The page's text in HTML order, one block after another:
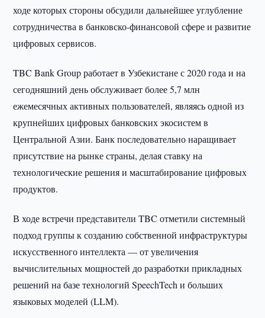
ходе которых стороны обсудили дальнейшее углубление
сотрудничества в банковско-финансовой сфере и развитие
цифровых сервисов.
TBC Bank Group работает в Узбекистане с 2020 года и на
сегодняшний день обслуживает более 5,7 млн
ежемесячных активных пользователей, являясь одной из
крупнейших цифровых банковских экосистем в
Центральной Азии. Банк последовательно наращивает
присутствие на рынке страны, делая ставку на
технологические решения и масштабирование цифровых
продуктов.
В ходе встречи представители TBC отметили системный
подход группы к созданию собственной инфраструктуры
искусственного интеллекта — от увеличения
вычислительных мощностей до разработки прикладных
решений на базе технологий SpeechTech и больших
языковых моделей (LLM).